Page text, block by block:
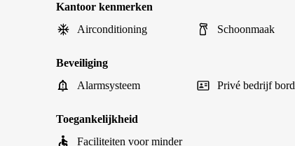
Kantoor kenmerken
Airconditioning
Schoonmaak
Beveiliging
Alarmsysteem
Privé bedrijf bord
Toegankelijkheid
Faciliteiten voor minder